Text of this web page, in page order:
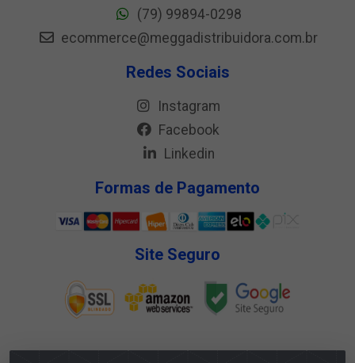
(79) 99894-0298
ecommerce@meggadistribuidora.com.br
Redes Sociais
Instagram
Facebook
Linkedin
Formas de Pagamento
Site Seguro